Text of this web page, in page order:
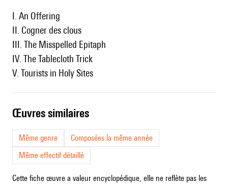
I. An Offering
II. Cogner des clous
III. The Misspelled Epitaph
IV. The Tablecloth Trick
V. Tourists in Holy Sites
œuvres similaires
Même genre
Composées la même année
Même effectif détaillé
Cette fiche œuvre a valeur encyclopédique, elle ne reflète pas les